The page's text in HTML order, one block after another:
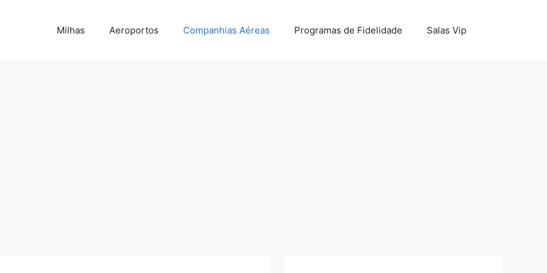
Milhas Aeroportos Companhias Aéreas Programas de Fidelidade Salas Vip